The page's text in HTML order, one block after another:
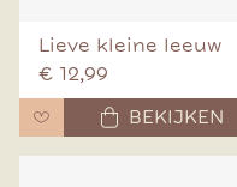
Lieve kleine leeuw
€ 12,99
BEKIJKEN